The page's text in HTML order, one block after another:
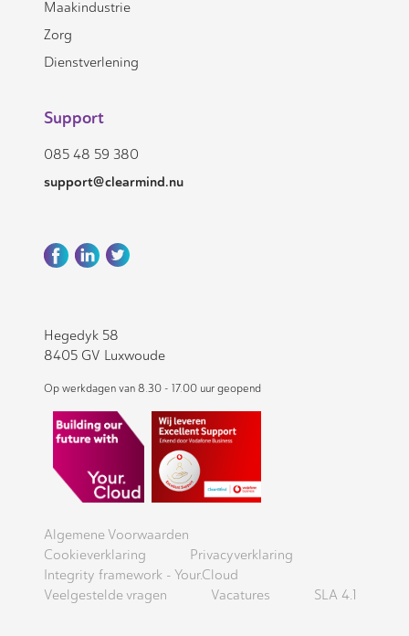
Maakindustrie
Zorg
Dienstverlening
Support
085 48 59 380
support@clearmind.nu
Hegedyk 58
8405 GV Luxwoude
Op werkdagen van 8.30 - 17.00 uur geopend
Algemene Voorwaarden
Cookieverklaring
Privacyverklaring
Integrity framework - Your.Cloud
Veelgestelde vragen
Vacatures SLA 4.1